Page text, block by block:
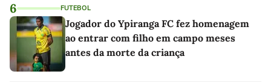
6 FUTEBOL
Jogador do Ypiranga FC fez homenagem
ao entrar com filho em campo meses
antes da morte da criança